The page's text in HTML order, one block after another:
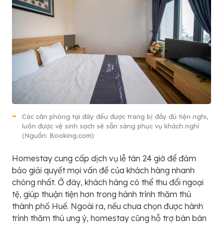
Các căn phòng tại đây đều được trang bị đầy đủ tiện nghi,
luôn được vệ sinh sạch sẽ sẵn sàng phục vụ khách nghỉ
(Nguồn: Booking.com)
Homestay cung cấp dịch vụ lễ tân 24 giờ để đảm
bảo giải quyết mọi vấn đề của khách hàng nhanh
chóng nhất. Ở đây, khách hàng có thể thu đổi ngoại
tệ, giúp thuận tiện hơn trong hành trình thăm thú
thành phố Huế. Ngoài ra, nếu chưa chọn được hành
trình thăm thú ưng ý, homestay cũng hỗ trợ bàn bán